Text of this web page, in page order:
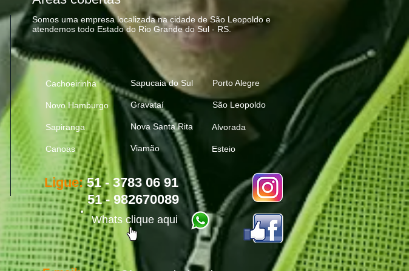
Somos uma empresa localizada na cidade deSão Leopoldoe
atendemos todo Estado do Rio Grande do Sul - RS
Cachoeirinha
Novo Hamburgo
Sapiranga
Canoas
Sapucaia do Sul
Gravataí
Nova Santa Rita
Viamão
Alvorada
Esteio
Porto Alegre
São Leopoldo
Ligue: 51 - 3783 06 91
51 - 982670089
Whats clique aqui